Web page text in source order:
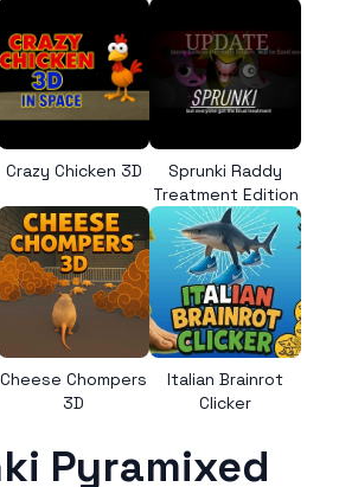
Crazy Chicken 3D
Sprunki Raddy
Treatment Edition
Cheese Chompers
3D
Italian Brainrot
Clicker
Pyramixed